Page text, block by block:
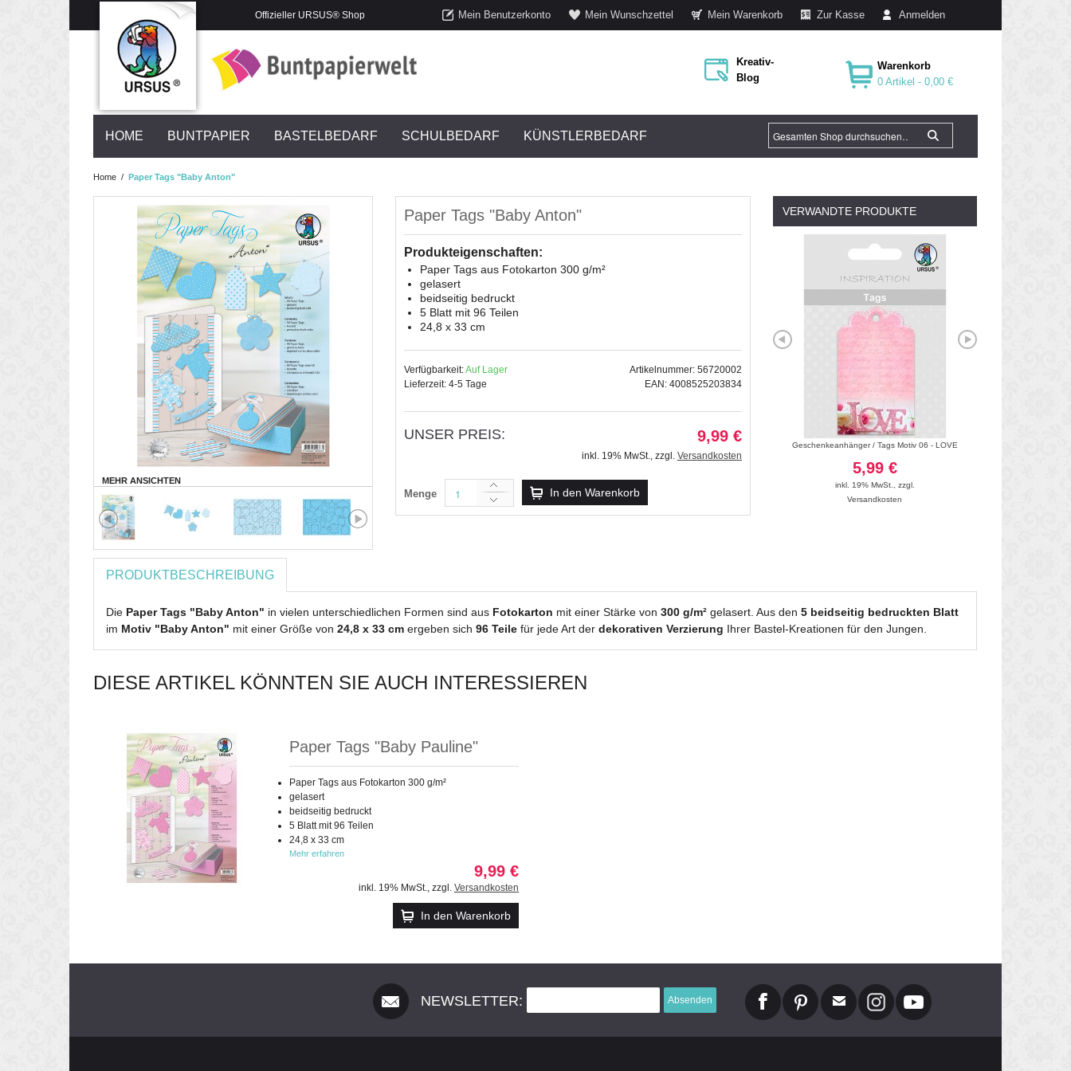
Offizieller URSUS® Shop Mein Benutzerkonto Mein Wunschzettel Mein Warenkorb Zur Kasse Anmelden
Kreativ-
Blog
Warenkorb
0 Artikel -0,00 €
HOME BUNTPAPIER BASTELBEDARF SCHULBEDARF KÜNSTLERBEDARF
Home / Paper Tags "Baby Anton"
MEHR ANSICHTEN
Paper Tags "Baby Anton"
Produkteigenschaften:
Paper Tags aus Fotokarton 300 g/m²
gelasert
beidseitig bedruckt
5 Blatt mit 96 Teilen
24,8 x 33 cm
Verfügbarkeit:Auf Lager
Lieferzeit: 4-5 Tage
Artikelnummer: 56720002
EAN: 4008525203834
UNSER PREIS: 9,99 €
inkl. 19% MwSt., zzgl. Versandkosten
Menge In den Warenkorb
VERWANDTE PRODUKTE
Paper Tags "Baby Anton" Geschenkeanhänger / Tags Motiv 06 - LOVE
5,99 €
inkl. 19% MwSt.
zzgl.
Versandkosten
PRODUKTBESCHREIBUNG
Die Paper Tags "Baby Anton" in vielen unterschiedlichen Formen sind aus Fotokarton mit einer Stärke von 300 g/m² gelasert. Aus den 5 beidseitig bedruckten Blatt
im Motiv "Baby Anton" mit einer Größe von 24,8 x 33 cm ergeben sich 96 Teile für jede Art der dekorativen Verzierung Ihrer Bastel-Kreationen für den Jungen.
DIESE ARTIKEL KÖNNTEN SIE AUCH INTERESSIEREN
Paper Tags "Baby Pauline"
Paper Tags aus Fotokarton 300 g/m²
gelasert
beidseitig bedruckt
5 Blatt mit 96 Teilen
24,8 x 33 cm
Mehr erfahren
9,99 €
inkl. 19% MwSt., zzgl. Versandkosten
In den Warenkorb
NEWSLETTER: Absenden